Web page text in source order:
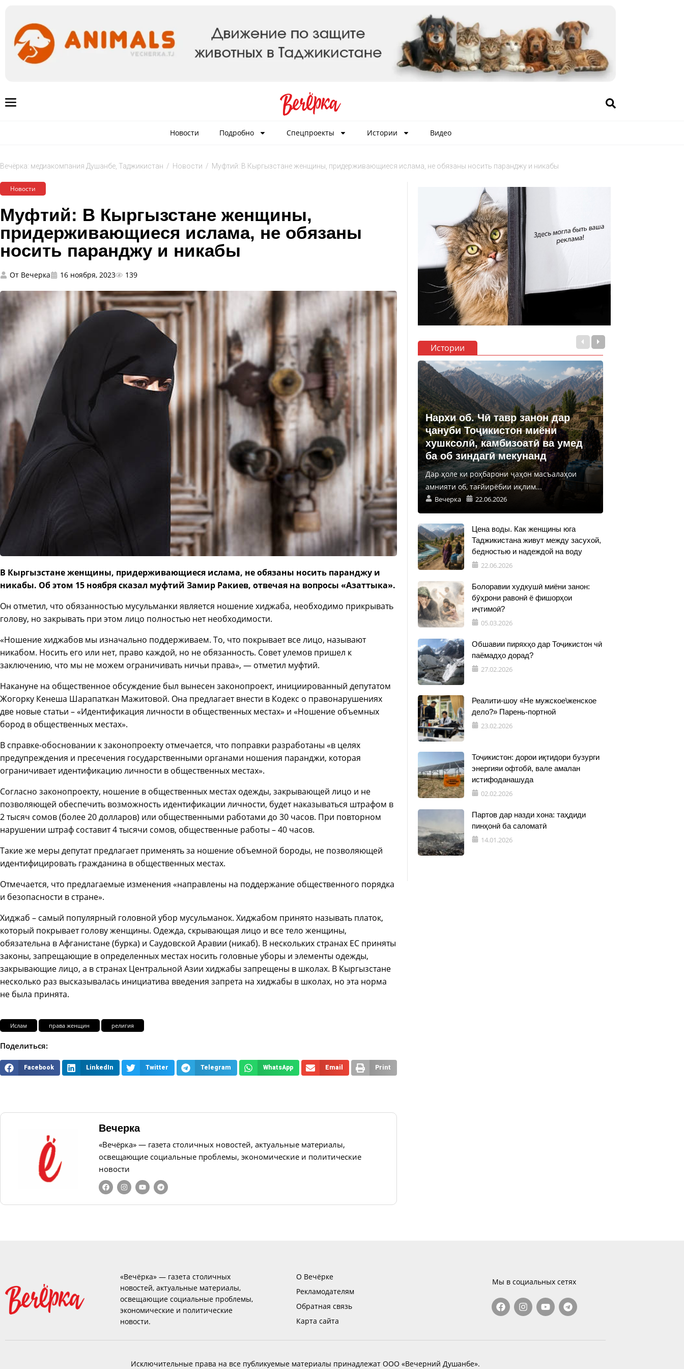
Новости Подробно Спецпроекты Истории Видео
Вечёрка: медиакомпания Душанбе, Таджикистан / Новости / Муфтий: В Кыргызстане женщины, придерживающиеся ислама, не обязаны носить паранджу и никабы
Новости
Муфтий: В Кыргызстане женщины,
придерживающиеся ислама, не обязаны
носить паранджу и никабы
От Вечерка 16 ноября, 2023 139
В Кыргызстане женщины, придерживающиеся ислама, не обязаны носить паранджу и
никабы. Об этом 15 ноября сказал муфтий Замир Ракиев, отвечая на вопросы «Азаттыка».
Он отметил, что обязанностью мусульманки является ношение хиджаба, необходимо прикрывать
голову, но закрывать при этом лицо полностью нет необходимости.
«Ношение хиджабов мы изначально поддерживаем. То, что покрывает все лицо, называют
никабом. Носить его или нет, право каждой, но не обязанность. Совет улемов пришел к
заключению, что мы не можем ограничивать ничьи права», — отметил муфтий.
Накануне на общественное обсуждение был вынесен законопроект, инициированный депутатом
Жогорку Кенеша Шарапаткан Мажитовой. Она предлагает внести в Кодекс о правонарушениях
две новые статьи – «Идентификация личности в общественных местах» и «Ношение объемных
бород в общественных местах».
В справке-обосновании к законопроекту отмечается, что поправки разработаны «в целях
предупреждения и пресечения государственными органами ношения паранджи, которая
ограничивает идентификацию личности в общественных местах».
Согласно законопроекту, ношение в общественных местах одежды, закрывающей лицо и не
позволяющей обеспечить возможность идентификации личности, будет наказываться штрафом в
2 тысяч сомов (более 20 долларов) или общественными работами до 30 часов. При повторном
нарушении штраф составит 4 тысячи сомов, общественные работы – 40 часов.
Такие же меры депутат предлагает применять за ношение объемной бороды, не позволяющей
идентифицировать гражданина в общественных местах.
Отмечается, что предлагаемые изменения «направлены на поддержание общественного порядка
и безопасности в стране».
Хиджаб – самый популярный головной убор мусульманок. Хиджабом принято называть платок,
который покрывает голову женщины. Одежда, скрывающая лицо и все тело женщины,
обязательна в Афганистане (бурка) и Саудовской Аравии (никаб). В нескольких странах ЕС приняты
законы, запрещающие в определенных местах носить головные уборы и элементы одежды,
закрывающие лицо, а в странах Центральной Азии хиджабы запрещены в школах. В Кыргызстане
несколько раз высказывалась инициатива введения запрета на хиджабы в школах, но эта норма
не была принята.
Ислам права женщин религия
Поделиться:
Facebook LinkedIn Twitter Telegram WhatsApp Email Print
Вечерка
«Вечёрка» — газета столичных новостей, актуальные материалы,
освещающие социальные проблемы, экономические и политические
новости
Истории
Нархи об. Чӣ тавр занон дар
ҷануби Тоҷикистон миёни
хушксолӣ, камбизоатӣ ва умед
ба об зиндагӣ мекунанд
Дар ҳоле ки роҳбарони ҷаҳон масъалаҳои
амнияти об, тағйирёбии иқлим...
Вечерка 22.06.2026
Цена воды. Как женщины юга
Таджикистана живут между засухой,
бедностью и надеждой на воду
22.06.2026
Болоравии худкушӣ миёни занон:
бӯҳрони равонӣ ё фишорҳои
иҷтимоӣ?
05.03.2026
Обшавии пиряхҳо дар Тоҷикистон чӣ
паёмадҳо дорад?
27.02.2026
Реалити-шоу «Не мужское\женское
дело?» Парень-портной
23.02.2026
Тоҷикистон: дорои иқтидори бузурги
энергияи офтобӣ, вале амалан
истифоданашуда
02.02.2026
Партов дар назди хона: таҳдиди
пинҳонӣ ба саломатӣ
14.01.2026
«Вечёрка» — газета столичных
новостей, актуальные материалы,
освещающие социальные проблемы,
экономические и политические
новости.
О Вечёрке
Рекламодателям
Обратная связь
Карта сайта
Мы в социальных сетях
Исключительные права на все публикуемые материалы принадлежат ООО «Вечерний Душанбе».